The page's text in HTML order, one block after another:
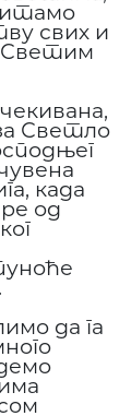
свих и
Светим
Светло
када
од
да га